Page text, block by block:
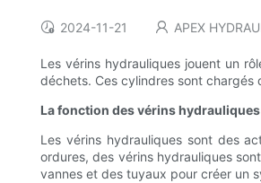
2024-11-21 APEX
Les vérins hydrauliques jouent un
déchets. Ces cylindres sont chargés
La fonction des vérins hydrauliques
Les vérins hydrauliques sont des
ordures, des vérins hydrauliques
vannes et des tuyaux pour créer un